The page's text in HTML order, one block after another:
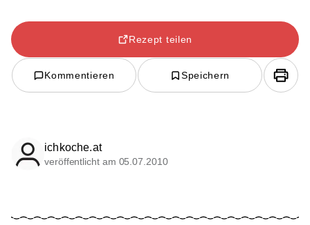
Rezept teilen
Kommentieren Speichern
ichkoche.at
veröffentlicht am 05.07.2010